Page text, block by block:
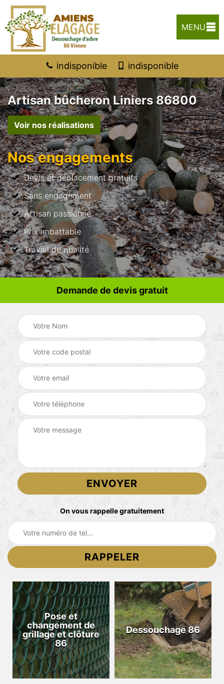
MENU
indisponible indisponible
Artisan bûcheron Liniers 86800
Voir nos réalisations
Nos engagements
Devis et déplacement gratuits
Sans engagement
Artisan passionné
Prix imbattable
Travail de qualité
Demande de devis gratuit
On vous rappelle gratuitement
Pose et
changement de
grillage et clôture
86
Dessouchage 86